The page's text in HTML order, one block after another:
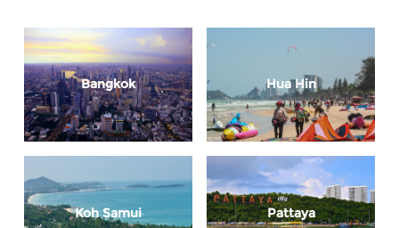
Bangkok Hua Hin
Koh Samui Pattaya